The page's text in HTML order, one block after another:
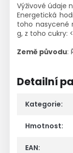
Výživové údaje
Energetická
toho nasycené
g, z toho cukry:
Země původu:
Detailní
Kategorie:
Hmotnost:
EAN: